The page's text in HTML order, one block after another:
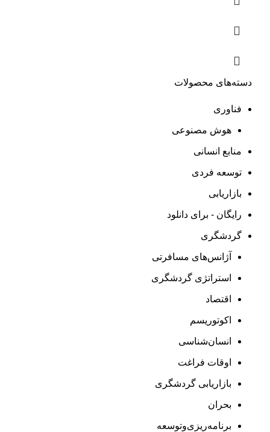
دسته‌های محصولات
فناوری
هوش مصنوعی
منابع انسانی
توسعه فردی
بازاریابی
رایگان - برای دانلود
گردشگری
آژانس‌های مسافرتی
استراتژی گردشگری
اقتصاد
اکوتوریسم
انسان‌شناسی
اوقات فراغت
بازاریابی گردشگری
بحران
برنامه‌ریزی‌وتوسعه